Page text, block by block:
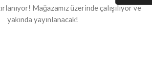
Mağazamız üzerinde çalışılıyor ve
yakında yayınlanacak!